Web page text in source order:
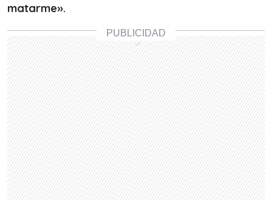
matarme».